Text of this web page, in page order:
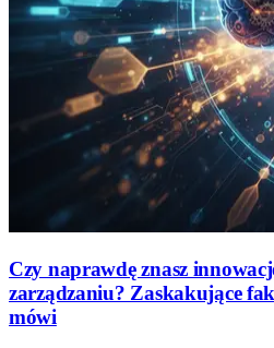
Czy naprawdę znasz
zarządzaniu? Zaskakujące
mówi